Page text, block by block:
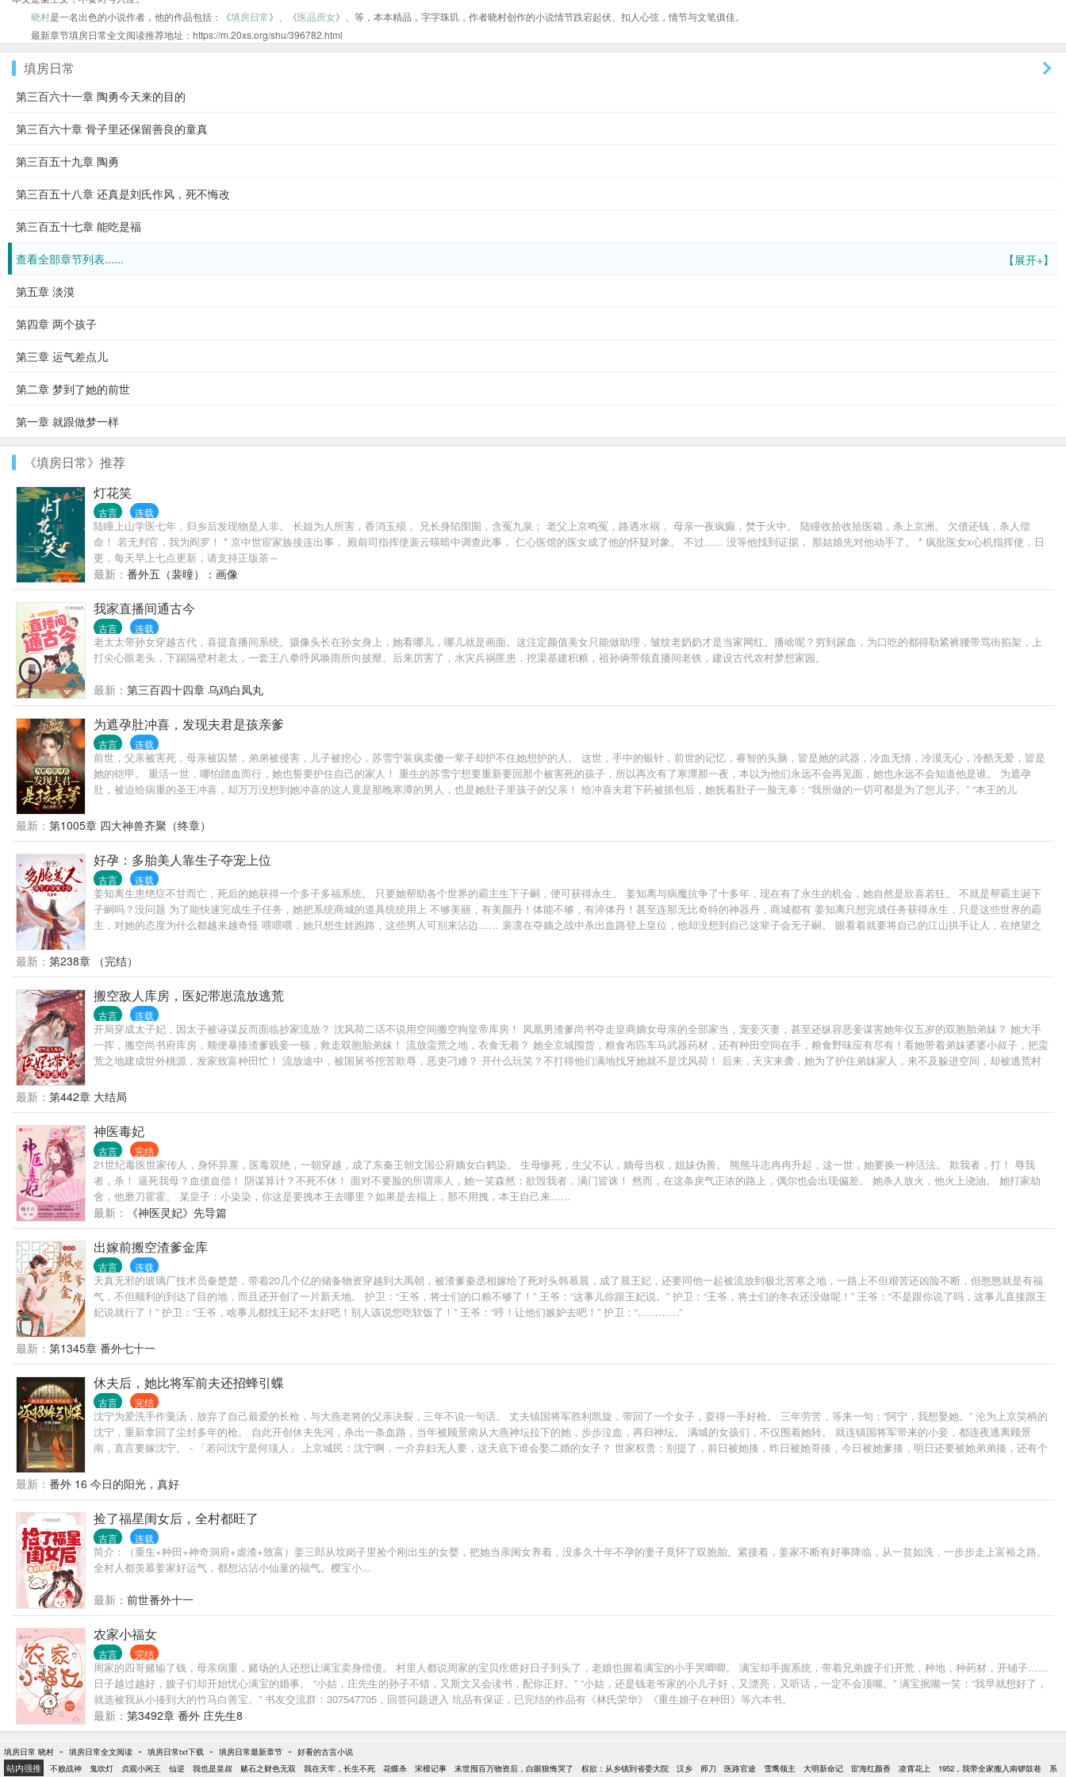
晓村是一名出色的小说作者，他的作品包括：《填房日常》、《医品庶女》、等，本本精品，字字珠玑，作者晓村创作的小说情节跌宕起伏、扣人心弦，情节与文笔俱佳。
最新章节填房日常全文阅读推荐地址：https://m.20xs.org/shu/396782.html
填房日常
第三百六十一章 陶勇今天来的目的
第三百六十章 骨子里还保留善良的童真
第三百五十九章 陶勇
第三百五十八章 还真是刘氏作风，死不悔改
第三百五十七章 能吃是福
【展开+】
查看全部章节列表......
第五章 淡漠
第四章 两个孩子
第三章 运气差点儿
第二章 梦到了她的前世
第一章 就跟做梦一样
《填房日常》推荐
灯花笑
古言 连载
陆瞳上山学医七年，归乡后发现物是人非。 长姐为人所害，香消玉殒， 兄长身陷囹圄，含冤九泉； 老父上京鸣冤，路遇水祸， 母亲一夜疯癫，焚于火中。 陆瞳收拾收拾医箱，杀上京洲。 欠债还钱，杀人偿
命！ 若无判官，我为阎罗！ * 京中世宦家族接连出事， 殿前司指挥使裴云暎暗中调查此事， 仁心医馆的医女成了他的怀疑对象。 不过...... 没等他找到证据， 那姑娘先对他动手了。 * 疯批医女x心机指挥使，日
更，每天早上七点更新，请支持正版茶～
最新： 番外五（裴曈）：画像
我家直播间通古今
古言 连载
老太太带孙女穿越古代，喜提直播间系统。摄像头长在孙女身上，她看哪儿，哪儿就是画面。这注定颜值美女只能做助理，皱纹老奶奶才是当家网红。播啥呢？穷到尿血，为口吃的都得勒紧裤腰带骂街掐架，上
打尖心眼老头，下踢隔壁村老太，一套王八拳呼风唤雨所向披靡。后来厉害了，水灾兵祸匪患，挖渠基建积粮，祖孙俩带领直播间老铁，建设古代农村梦想家园。
最新： 第三百四十四章 乌鸡白凤丸
为遮孕肚冲喜，发现夫君是孩亲爹
古言 连载
前世，父亲被害死，母亲被囚禁，弟弟被侵害，儿子被挖心，苏雪宁装疯卖傻一辈子却护不住她想护的人。 这世，手中的银针，前世的记忆，睿智的头脑，皆是她的武器，冷血无情，冷漠无心，冷酷无爱，皆是
她的铠甲。 重活一世，哪怕踏血而行，她也誓要护住自己的家人！ 重生的苏雪宁想要重新要回那个被害死的孩子，所以再次有了寒潭那一夜，本以为他们永远不会再见面，她也永远不会知道他是谁。 为遮孕
肚，被迫给病重的圣王冲喜，却万万没想到她冲喜的这人竟是那晚寒潭的男人，也是她肚子里孩子的父亲！ 给冲喜夫君下药被抓包后，她抚着肚子一脸无辜：“我所做的一切可都是为了您儿子。” “本王的儿
最新： 第1005章 四大神兽齐聚（终章）
好孕：多胎美人靠生子夺宠上位
古言 连载
姜知离生患绝症不甘而亡，死后的她获得一个多子多福系统。 只要她帮助各个世界的霸主生下子嗣，便可获得永生。 姜知离与病魔抗争了十多年，现在有了永生的机会，她自然是欣喜若狂。 不就是帮霸主诞下
子嗣吗？没问题 为了能快速完成生子任务，她把系统商城的道具统统用上 不够美丽，有美颜丹！体能不够，有淬体丹！甚至连那无比奇特的神器丹，商城都有 姜知离只想完成任务获得永生，只是这些世界的霸
主，对她的态度为什么都越来越奇怪 喂喂喂，她只想生娃跑路，这些男人可别来沾边…… 裴凛在夺嫡之战中杀出血路登上皇位，他却没想到自己这辈子会无子嗣。 眼看着就要将自己的江山拱手让人，在绝望之
上却有股子淡雅气息，闻着这气息自己竟能安稳入睡。 又一日，他无意瞧见了那男子洗澡，竟瞧见那男子上身鼓出了两块大包！ 竟是绝症也！ 残暴纯情
最新： 第238章 （完结）
搬空敌人库房，医妃带崽流放逃荒
古言 连载
开局穿成太子妃，因太子被诬谋反而面临抄家流放？ 沈风荷二话不说用空间搬空狗皇帝库房！ 凤凰男渣爹尚书夺走皇商嫡女母亲的全部家当，宠妾灭妻，甚至还纵容恶妾谋害她年仅五岁的双胞胎弟妹？ 她大手
一挥，搬空尚书府库房，顺便暴揍渣爹贱妾一顿，救走双胞胎弟妹！ 流放蛮荒之地，衣食无着？ 她全京城囤货，粮食布匹车马武器药材，还有种田空间在手，粮食野味应有尽有！看她带着弟妹婆婆小叔子，把蛮
荒之地建成世外桃源，发家致富种田忙！ 流放途中，被国舅爷挖苦欺辱，恶吏刁难？ 开什么玩笑？不打得他们满地找牙她就不是沈风荷！ 后来，天灾来袭，她为了护住弟妹家人，来不及躲进空间，却被逃荒村
还有多少个身份瞒着她？ 男人扣住她的纤腰，笑道：“媳妇，你药师谷神医和天下首富的身份不也瞒着我么？看在孩子都生了仨的份儿上，咱们扯平，好不好？你要不高兴，为夫把天下都给你，好不好？”
最新： 第442章 大结局
神医毒妃
古言 完结
21世纪毒医世家传人，身怀异禀，医毒双绝，一朝穿越，成了东秦王朝文国公府嫡女白鹤染。 生母惨死，生父不认，嫡母当权，姐妹伪善。 熊熊斗志冉冉升起，这一世，她要换一种活法。 欺我者，打！ 辱我
者，杀！ 逼死我母？血债血偿！ 阴谋算计？不死不休！ 面对不要脸的所谓亲人，她一笑森然：欲毁我者，满门皆诛！ 然而，在这条戾气正浓的路上，偶尔也会出现偏差。 她杀人放火，他火上浇油。 她打家劫
舍，他磨刀霍霍。 某皇子：小染染，你这是要拽本王去哪里？如果是去榻上，那不用拽，本王自己来……
最新： 《神医灵妃》先导篇
出嫁前搬空渣爹金库
古言 连载
天真无邪的玻璃厂技术员秦楚楚，带着20几个亿的储备物资穿越到大禹朝，被渣爹秦丞相嫁给了死对头韩慕晨，成了晨王妃，还要同他一起被流放到极北苦寒之地，一路上不但艰苦还凶险不断，但憨憨就是有福
气，不但顺利的到达了目的地，而且还开创了一片新天地。 护卫：“王爷，将士们的口粮不够了！” 王爷：“这事儿你跟王妃说。” 护卫：“王爷，将士们的冬衣还没做呢！” 王爷：“不是跟你说了吗，这事儿直接跟王
妃说就行了！” 护卫：“王爷，啥事儿都找王妃不太好吧！别人该说您吃软饭了！” 王爷：“哼！让他们嫉妒去吧！” 护卫：“…………”
最新： 第1345章 番外七十一
休夫后，她比将军前夫还招蜂引蝶
古言 完结
沈宁为爱洗手作羹汤，放弃了自己最爱的长枪，与大燕老将的父亲决裂，三年不说一句话。 丈夫镇国将军胜利凯旋，带回了一个女子，耍得一手好枪。 三年劳苦，等来一句：“阿宁，我想娶她。” 沦为上京笑柄的
沈宁，重新拿回了尘封多年的枪。 自此开创休夫先河，杀出一条血路，当年被顾景南从大燕神坛拉下的她，步步泣血，再归神坛。 满城的女孩们，不仅围着她转。 就连镇国将军带来的小妾，都连夜逃离顾景
南，直言要嫁沈宁。 - 「若问沈宁是何须人」 上京城民：沈宁啊，一介弃妇无人要，这天底下谁会娶二婚的女子？ 世家权贵：别提了，前日被她揍，昨日被她哥揍，今日被她爹揍，明日还要被她弟弟揍，还有个
了。” 沈宁：“滚——”
最新： 番外 16 今日的阳光，真好
捡了福星闺女后，全村都旺了
古言 连载
简介：（重生+种田+神奇洞府+虐渣+致富）姜三郎从坟岗子里捡个刚出生的女婴，把她当亲闺女养着，没多久十年不孕的妻子竟怀了双胞胎。紧接着，姜家不断有好事降临，从一贫如洗，一步步走上富裕之路。
全村人都羡慕姜家好运气，都想沾沾小仙童的福气。樱宝小...
最新： 前世番外十一
农家小福女
古言 完结
周家的四哥赌输了钱，母亲病重，赌场的人还想让满宝卖身偿债。 村里人都说周家的宝贝疙瘩好日子到头了，老娘也握着满宝的小手哭唧唧。 满宝却手握系统，带着兄弟嫂子们开荒，种地，种药材，开铺子……
日子越过越好，嫂子们却开始忧心满宝的婚事。 “小姑，庄先生的孙子不错，又斯文又会读书，配你正好。” “小姑，还是钱老爷家的小儿子好，又漂亮，又听话，一定不会顶嘴。” 满宝抿嘴一笑：“我早就想好了，
就选被我从小揍到大的竹马白善宝。” 书友交流群：307547705，回答问题进入 坑品有保证，已完结的作品有《林氏荣华》《重生娘子在种田》等六本书。
最新： 第3492章 番外 庄先生8
填房日常 晓村 - 填房日常全文阅读 - 填房日常txt下载 - 填房日常最新章节 - 好看的古言小说
站内强推 不败战神 鬼吹灯 贞观小闲王 仙逆 我也是皇叔 赌石之财色无双 我在天牢，长生不死 花蝶杀 宋檀记事 末世囤百万物资后，白眼狼悔哭了 权欲：从乡镇到省委大院 汉乡 师刀 医路官途 雪鹰领主 大明新命记 宦海红颜香 凌霄花上 1952，我带全家搬入南锣鼓巷 系